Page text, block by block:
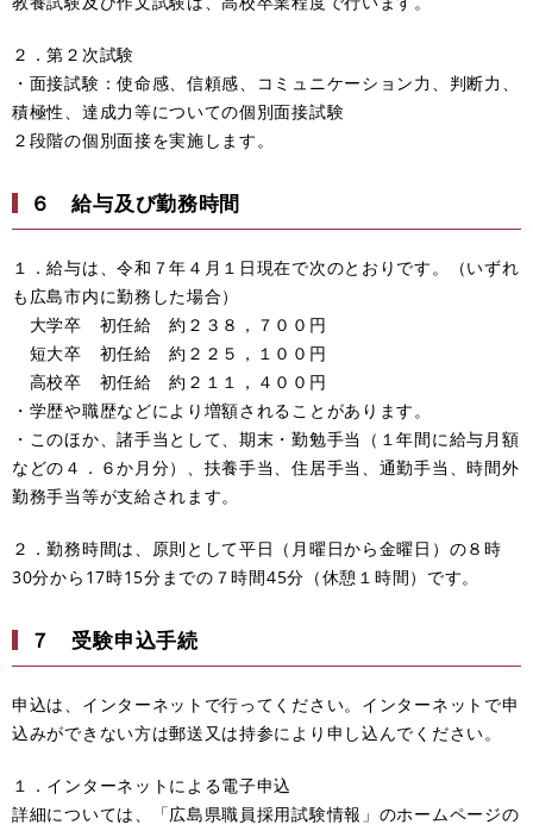
２．第２次試験
・面接試験：使命感、信頼感、コミュニケーション力、判断力、
積極性、達成力等についての個別面接試験
２段階の個別面接を実施します。
６ 給与及び勤務時間
１．給与は、令和７年４月１日現在で次のとおりです。（いずれ
も広島市内に勤務した場合）
大学卒 初任給 約２３８，７００円
短大卒 初任給 約２２５，１００円
高校卒 初任給 約２１１，４００円
・学歴や職歴などにより増額されることがあります。
・このほか、諸手当として、期末・勤勉手当（１年間に給与月額
などの４．６か月分）、扶養手当、住居手当、通勤手当、時間外
勤務手当等が支給されます。
２．勤務時間は、原則として平日（月曜日から金曜日）の８時
30分から17時15分までの７時間45分（休憩１時間）です。
７ 受験申込手続
申込は、インターネットで行ってください。インターネットで申
込みができない方は郵送又は持参により申し込んでください。
１．インターネットによる電子申込
詳細については、「広島県職員採用試験情報」のホームページの